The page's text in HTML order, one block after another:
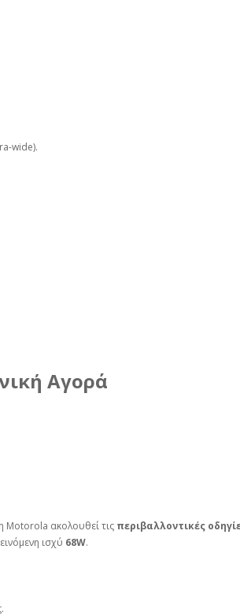
wide).
Αγορά
Motorola ακολουθεί τις περιβαλλοντικές
ισχύ 68W.